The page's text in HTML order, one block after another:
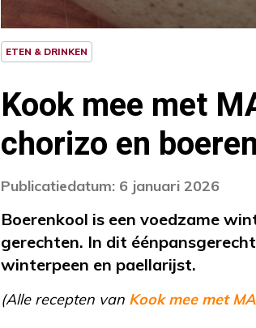
ETEN & DRINKEN
Kook mee met
chorizo en
Publicatiedatum: 6 januari 2026
Boerenkool is een voedzame
gerechten. In dit
winterpeen en paellarijst.
(Alle recepten van Kook mee met